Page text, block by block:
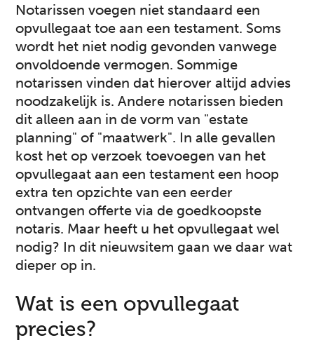
Notarissen voegen niet standaard een
opvullegaat toe aan een testament. Soms
wordt het niet nodig gevonden vanwege
onvoldoende vermogen. Sommige
notarissen vinden dat hierover altijd advies
noodzakelijk is. Andere notarissen bieden
dit alleen aan in de vorm van "estate
planning" of "maatwerk". In alle gevallen
kost het op verzoek toevoegen van het
opvullegaat aan een testament een hoop
extra ten opzichte van een eerder
ontvangen offerte via de goedkoopste
notaris. Maar heeft u het opvullegaat wel
nodig? In dit nieuwsitem gaan we daar wat
dieper op in.
Wat is een opvullegaat
precies?